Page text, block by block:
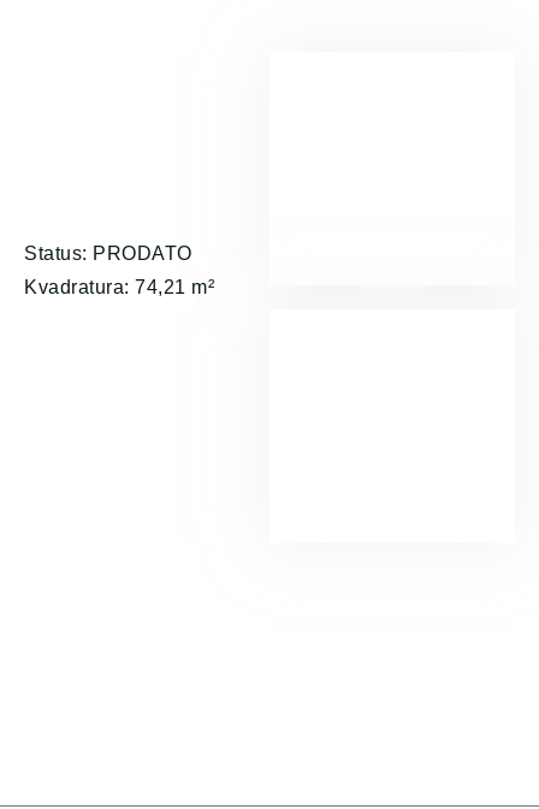
Status: PRODATO
Kvadratura: 74,21 m²